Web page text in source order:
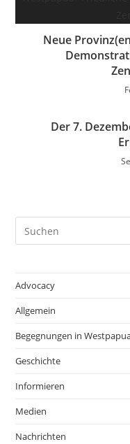
Neue
Der 7.
Advocacy
Allgemein
Begegnungen in
Geschichte
Informieren
Medien
Nachrichten